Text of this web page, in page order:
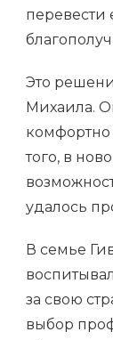
перевести
Это
Михаила.
того, в
удалось
В семье
за свою
выбор